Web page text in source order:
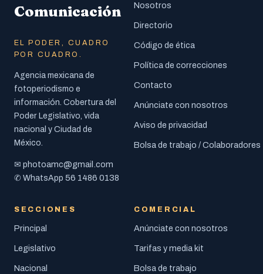
Comunicación
EL PODER, CUADRO
POR CUADRO.
Agencia mexicana de
fotoperiodismo e
información. Cobertura del
Poder Legislativo, vida
nacional y Ciudad de
México.
✉ photoamc@gmail.com
✆ WhatsApp 56 1486 0138
Nosotros
Directorio
Código de ética
Política de correcciones
Contacto
Anúnciate con nosotros
Aviso de privacidad
Bolsa de trabajo / Colaboradores
SECCIONES
Principal
Legislativo
Nacional
COMERCIAL
Anúnciate con nosotros
Tarifas y media kit
Bolsa de trabajo